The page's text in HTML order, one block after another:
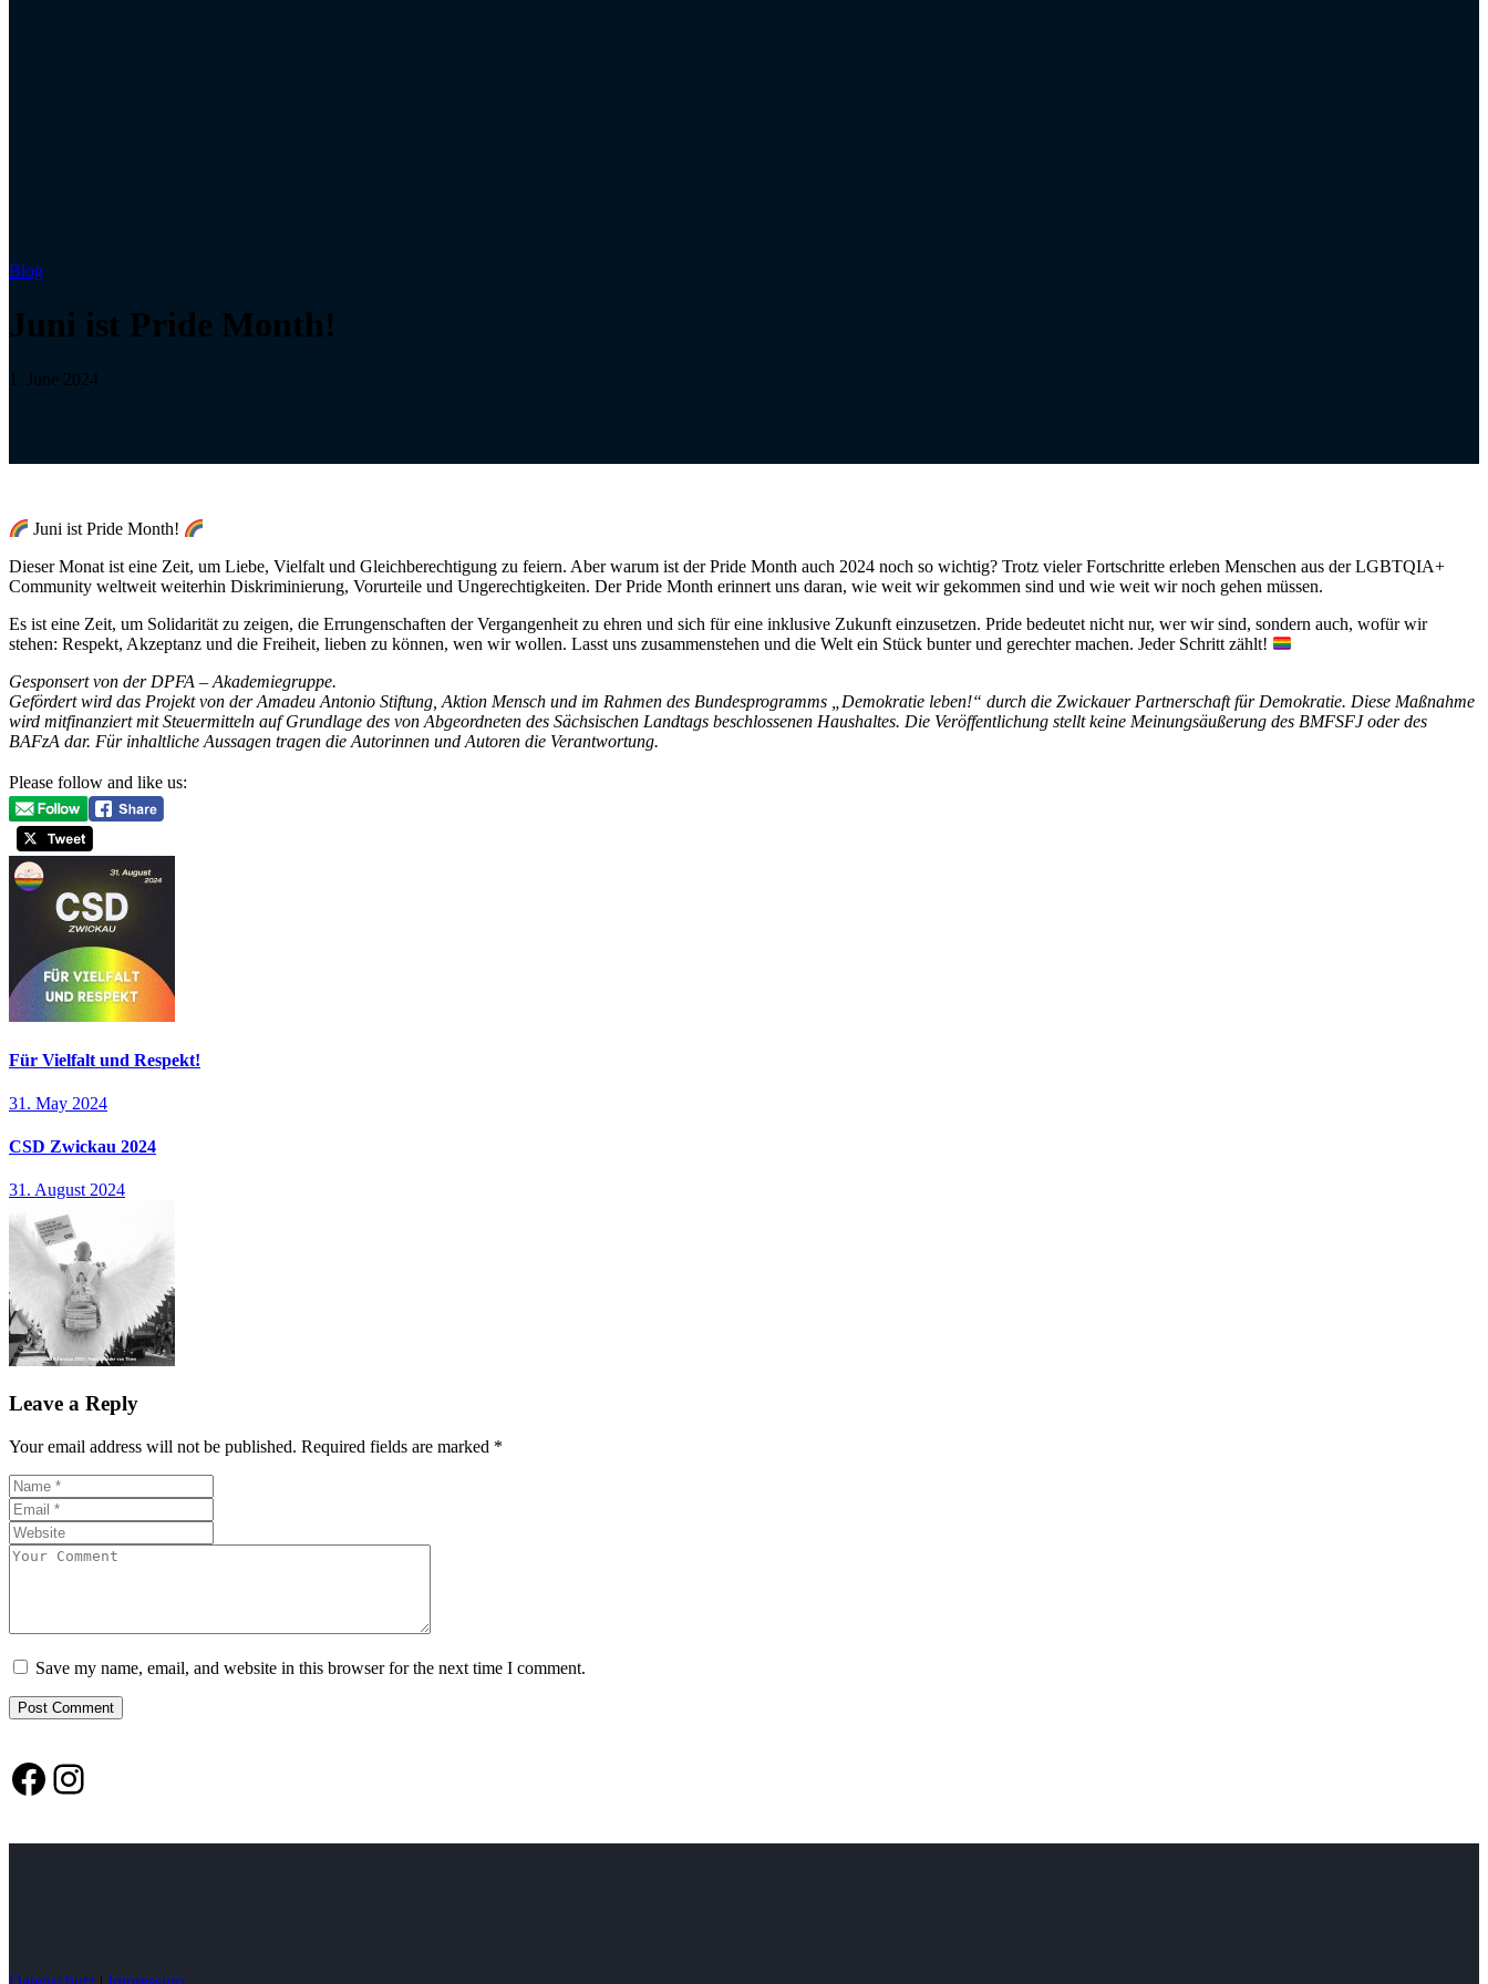
Blog
Juni ist Pride Month!
1. June 2024
Juni ist Pride Month!
Dieser Monat ist eine Zeit, um Liebe, Vielfalt und Gleichberechtigung zu feiern. Aber warum ist der Pride Month auch 2024 noch so wichtig? Trotz vieler Fortschritte erleben Menschen aus der LGBTQIA+
Community weltweit weiterhin Diskriminierung, Vorurteile und Ungerechtigkeiten. Der Pride Month erinnert uns daran, wie weit wir gekommen sind und wie weit wir noch gehen müssen.
Es ist eine Zeit, um Solidarität zu zeigen, die Errungenschaften der Vergangenheit zu ehren und sich für eine inklusive Zukunft einzusetzen. Pride bedeutet nicht nur, wer wir sind, sondern auch, wofür wir
stehen: Respekt, Akzeptanz und die Freiheit, lieben zu können, wen wir wollen. Lasst uns zusammenstehen und die Welt ein Stück bunter und gerechter machen. Jeder Schritt zählt!
Gesponsert von der DPFA – Akademiegruppe.
Gefördert wird das Projekt von der Amadeu Antonio Stiftung, Aktion Mensch und im Rahmen des Bundesprogramms „Demokratie leben!“ durch die Zwickauer Partnerschaft für Demokratie. Diese Maßnahme
wird mitfinanziert mit Steuermitteln auf Grundlage des von Abgeordneten des Sächsischen Landtags beschlossenen Haushaltes. Die Veröffentlichung stellt keine Meinungsäußerung des BMFSFJ oder des
BAFzA dar. Für inhaltliche Aussagen tragen die Autorinnen und Autoren die Verantwortung.
Please follow and like us:
Für Vielfalt und Respekt!
31. May 2024
CSD Zwickau 2024
31. August 2024
Leave a Reply
Your email address will not be published. Required fields are marked *
Save my name, email, and website in this browser for the next time I comment.
Facebook
Instagram